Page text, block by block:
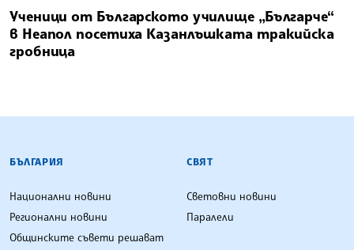
Ученици от Българското училище „Българче“
в Неапол посетиха Казанлъшката тракийска
гробница
БЪЛГАРСКА ТЕЛЕГРАФНА АГЕНЦИЯ
БЪЛГАРИЯ
Национални новини
Регионални новини
Общинските съвети решават
СВЯТ
Световни новини
Паралели